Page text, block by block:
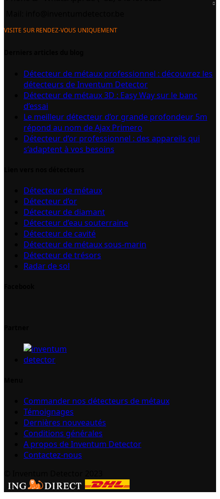
VISITE SUR RENDEZ-VOUS UNIQUEMENT
Détecteur de métaux professionnel : découvrez les
détecteurs de Inventum Detector
Détecteur de métaux 3D : Easy Way sur le banc
d’essai
Le meilleur détecteur d’or grande profondeur 5m
répond au nom de Ajax Primero
Détecteur d’or professionnel : des appareils qui
s’adaptent à vos besoins
Détecteur de métaux
Détecteur d’or
Détecteur de diamant
Détecteur d’eau souterraine
Détecteur de cavité
Détecteur de métaux sous-marin
Détecteur de trésors
Radar de sol
Commander nos détecteurs de métaux
Témoignages
Dernières nouveautés
Conditions générales
A propos de Inventum Detector
Contactez-nous